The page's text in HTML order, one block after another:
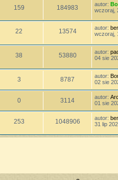
159 184983 autor:
wczoraj,
22 13574 autor:
wczoraj,
38 53880 autor:
04 sie
3 8787 autor:
02 sie
0 3114 autor:
01 sie
253 1048906 autor:
31 lip